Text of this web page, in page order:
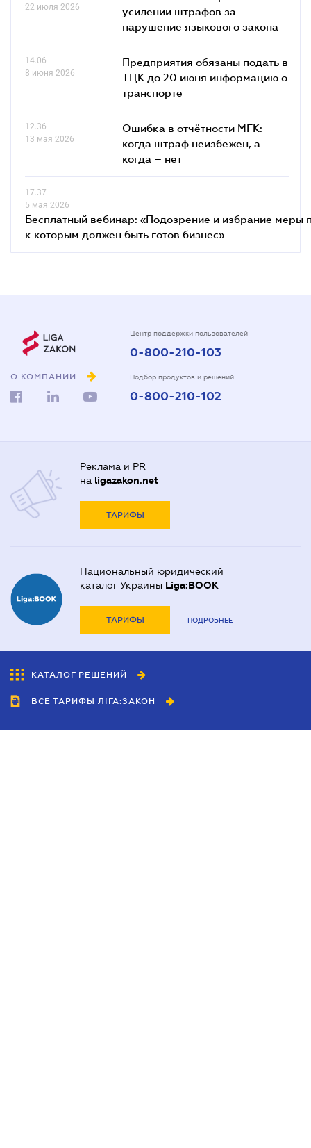
22 июля 2026
усилении штрафов за
нарушение языкового закона
14.06
8 июня 2026
Предприятия обязаны подать в
ТЦК до 20 июня информацию о
транспорте
12.36
13 мая 2026
Ошибка в отчётности МГК:
когда штраф неизбежен, а
когда – нет
17.37
5 мая 2026
Бесплатный вебинар: «Подозрение и избрание меры
к которым должен быть готов бизнес»
О КОМПАНИИ
Центр поддержки пользователей
0-800-210-103
Подбор продуктов и решений
0-800-210-102
Реклама и PR
на ligazakon.net
ТАРИФЫ
Национальный юридический
каталог Украины Liga:BOOK
ТАРИФЫ ПОДРОБНЕЕ
КАТАЛОГ РЕШЕНИЙ
ВСЕ ТАРИФЫ ЛІГА:ЗАКОН